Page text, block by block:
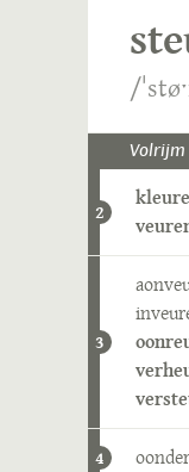
/
Volrijm
2
3
4